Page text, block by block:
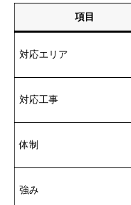
項目
対応エリア
対応工事
体制
強み